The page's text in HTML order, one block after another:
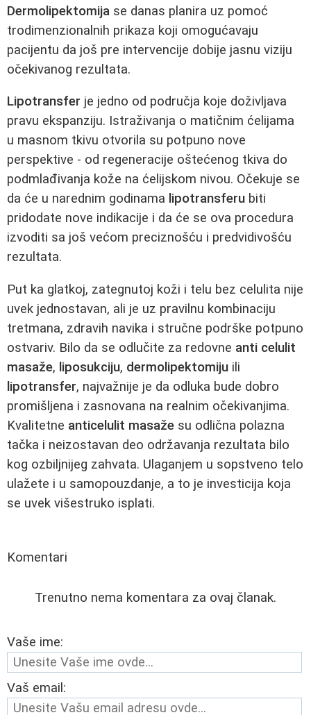
Dermolipektomija se danas planira uz pomoć
trodimenzionalnih prikaza koji omogućavaju
pacijentu da još pre intervencije dobije jasnu viziju
očekivanog rezultata.
Lipotransfer je jedno od područja koje doživljava
pravu ekspanziju. Istraživanja o matičnim ćelijama
u masnom tkivu otvorila su potpuno nove
perspektive - od regeneracije oštećenog tkiva do
podmlađivanja kože na ćelijskom nivou. Očekuje se
da će u narednim godinama lipotransferu biti
pridodate nove indikacije i da će se ova procedura
izvoditi sa još većom preciznošću i predvidivošću
rezultata.
Put ka glatkoj, zategnutoj koži i telu bez celulita nije
uvek jednostavan, ali je uz pravilnu kombinaciju
tretmana, zdravih navika i stručne podrške potpuno
ostvariv. Bilo da se odlučite za redovne anti celulit
masaže, liposukciju, dermolipektomiju ili
lipotransfer, najvažnije je da odluka bude dobro
promišljena i zasnovana na realnim očekivanjima.
Kvalitetne anticelulit masaže su odlična polazna
tačka i neizostavan deo održavanja rezultata bilo
kog ozbiljnijeg zahvata. Ulaganjem u sopstveno telo
ulažete i u samopouzdanje, a to je investicija koja
se uvek višestruko isplati.
Komentari
Trenutno nema komentara za ovaj članak.
Vaše ime:
Vaš email: